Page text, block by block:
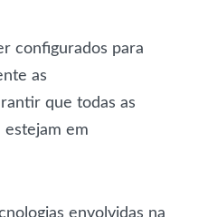
configurados para
as
que todas as
estejam em
envolvidas na